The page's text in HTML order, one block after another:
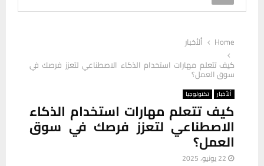
Home
ألأخبار
كيف تتعلم مهارات استخدام الذكاء الاصطناعي لتعزز فرصك في
سوق العمل؟
ألأخبار تكنولوجيا
كيف تتعلم مهارات استخدام الذكاء
الاصطناعي لتعزز فرصك في سوق
العمل؟
22 يونيو، 2025